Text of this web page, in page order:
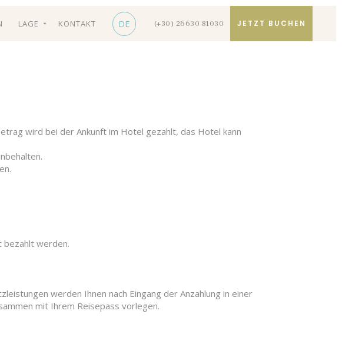
LAGE KONTAKT DE (+30) 26630 81030 JETZT BUCHEN
wird bei der Ankunft im Hotel gezahlt, das Hotel kann
bezahlt werden.
werden Ihnen nach Eingang der Anzahlung in einer
mit Ihrem Reisepass vorlegen.